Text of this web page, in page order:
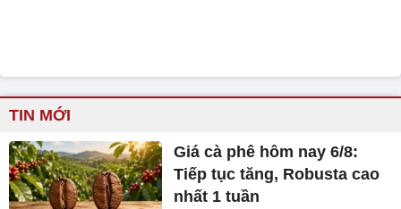
TIN MỚI
Giá cà phê hôm nay 6/8:
Tiếp tục tăng, Robusta cao
nhất 1 tuần